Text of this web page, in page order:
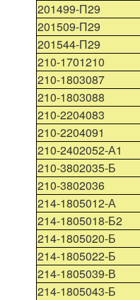
201499-П29
201509-П29
201544-П29
210-1701210
210-1803087
210-1803088
210-2204083
210-2204091
210-2402052-А1
210-3802035-Б
210-3802036
214-1805012-А
214-1805018-Б2
214-1805020-Б
214-1805022-Б
214-1805039-В
214-1805043-Б